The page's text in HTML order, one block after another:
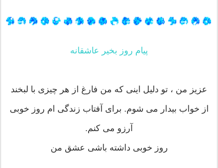
پیام روز بخیر عاشقانه
عزیز من ، تو دلیل اینی که من فارغ از هر چیزی با لبخند
از خواب بیدار می شوم. برای آفتاب زندگی ام روز خوبی
آرزو می کنم.
روز خوبی داشته باشی عشق من